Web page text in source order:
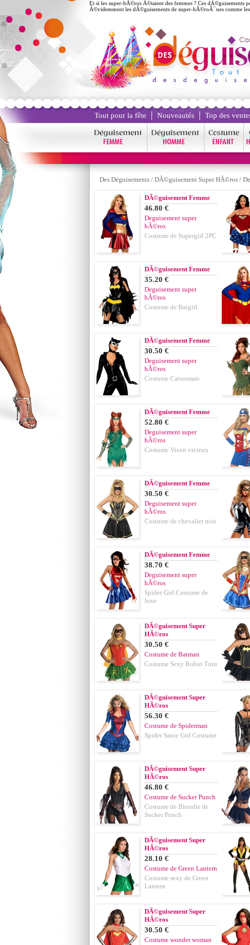
Et si les super-hÃ©ros Ã©taient des femmes ? Ces dÃ©guisements
Ã©videmment les dÃ©guisements de super-hÃ©roÃ¯nes comme
Tout pour la fête Nouveautés Top des
Des Déguisements / DÃ©guisement Super HÃ©ros /
DÃ©guisement Femme
46.80 €
Deguisement super
hÃ©ros
Costume de Supergirl 2PC
DÃ©guisement Femme
35.20 €
Deguisement super
hÃ©ros
Costume de Batgirl
DÃ©guisement Femme
30.50 €
Deguisement super
hÃ©ros
Costume Catwoman
DÃ©guisement Femme
52.80 €
Deguisement super
hÃ©ros
Costume Vixen vicieux
DÃ©guisement Femme
30.50 €
Deguisement super
hÃ©ros
Costume de chevalier noir
DÃ©guisement Femme
38.70 €
Deguisement super
hÃ©ros
Spider Girl Costume de
luxe
DÃ©guisement Super
HÃ©ros
30.50 €
Costume de Batman
Costume Sexy Robin Tutu
DÃ©guisement Super
HÃ©ros
56.30 €
Costume de Spiderman
Spider Sassy Girl Costume
DÃ©guisement Super
HÃ©ros
46.80 €
Costume de Sucker Punch
Costume de Blondie de
Sucker Punch
DÃ©guisement Super
HÃ©ros
28.10 €
Costume de Green Lantern
Costume sexy de Green
Lantern
DÃ©guisement Super
HÃ©ros
30.50 €
Costume wonder woman